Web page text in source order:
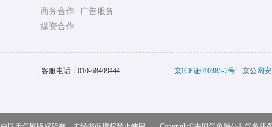
商务合作
广告服务
媒资合作
客服电话： 010-68409444 京ICP证010385-2号 京公网安